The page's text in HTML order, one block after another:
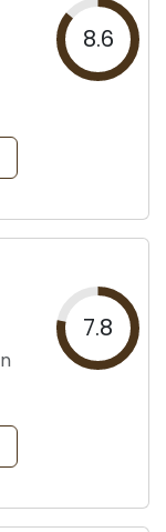
8.6
7.8